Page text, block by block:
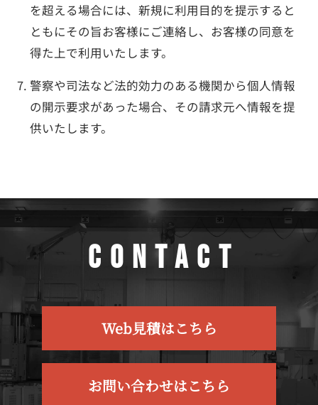
を超える場合には、新規に利用目的を提示すると
ともにその旨お客様にご連絡し、お客様の同意を
得た上で利用いたします。
警察や司法など法的効力のある機関から個人情報
の開示要求があった場合、その請求元へ情報を提
供いたします。
CONTACT
Web見積はこちら
お問い合わせはこちら